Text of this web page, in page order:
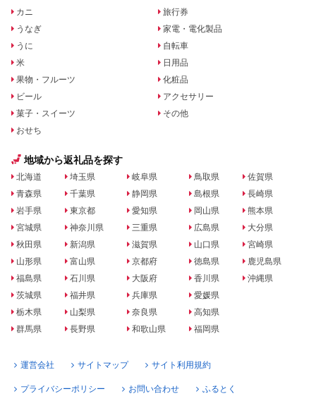
カニ
うなぎ
うに
米
果物・フルーツ
ビール
菓子・スイーツ
おせち
旅行券
家電・電化製品
自転車
日用品
化粧品
アクセサリー
その他
地域から返礼品を探す
北海道
青森県
岩手県
宮城県
秋田県
山形県
福島県
茨城県
栃木県
群馬県
埼玉県
千葉県
東京都
神奈川県
新潟県
富山県
石川県
福井県
山梨県
長野県
岐阜県
静岡県
愛知県
三重県
滋賀県
京都府
大阪府
兵庫県
奈良県
和歌山県
鳥取県
島根県
岡山県
広島県
山口県
徳島県
香川県
愛媛県
高知県
福岡県
佐賀県
長崎県
熊本県
大分県
宮崎県
鹿児島県
沖縄県
運営会社 サイトマップ サイト利用規約
プライバシーポリシー お問い合わせ ふるとく